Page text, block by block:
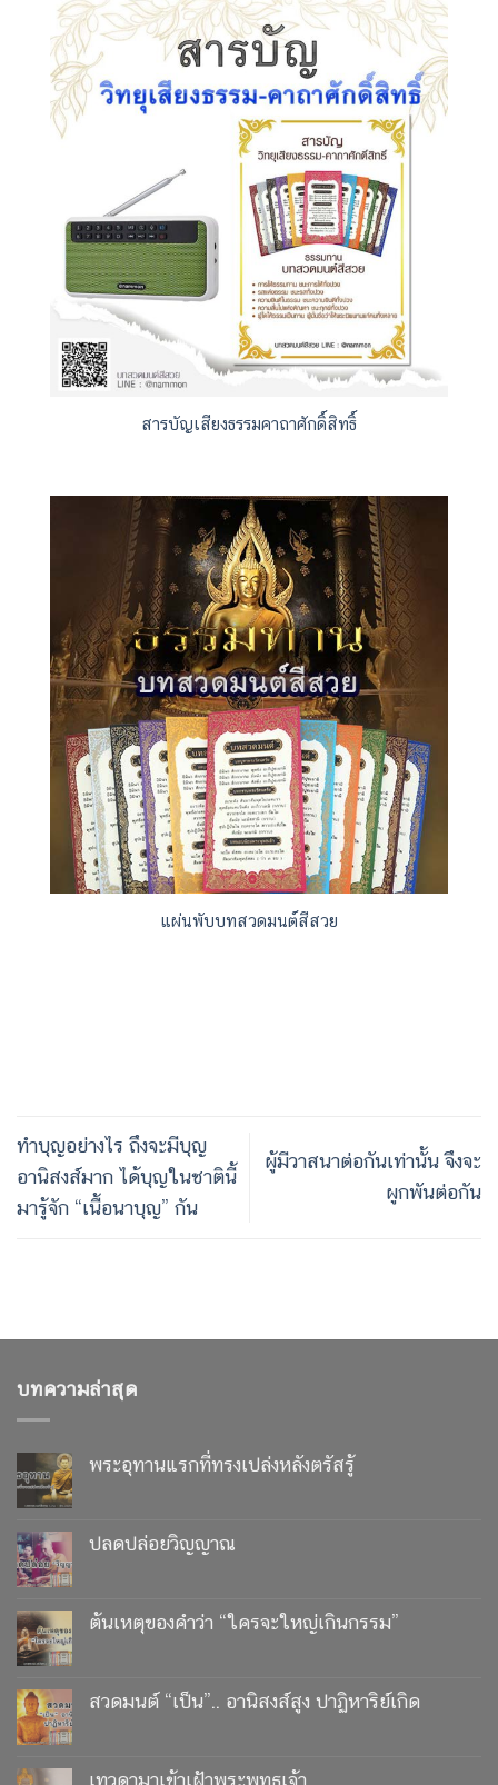
สารบัญเสียงธรรมคาถาศักดิ์สิทธิ์
แผ่นพับบทสวดมนต์สีสวย
ทำบุญอย่างไร ถึงจะมีบุญ
อานิสงส์มาก ได้บุญในชาตินี้
มารู้จัก “เนื้อนาบุญ” กัน
ผู้มีวาสนาต่อกันเท่านั้น จึงจะ
ผูกพันต่อกัน
บทความล่าสุด
พระอุทานแรกที่ทรงเปล่งหลังตรัสรู้
ปลดปล่อยวิญญาณ
ต้นเหตุของคำว่า “ใครจะใหญ่เกินกรรม”
สวดมนต์ “เป็น”.. อานิสงส์สูง ปาฏิหาริย์เกิด
เทวดามาเข้าเฝ้าพระพุทธเจ้า